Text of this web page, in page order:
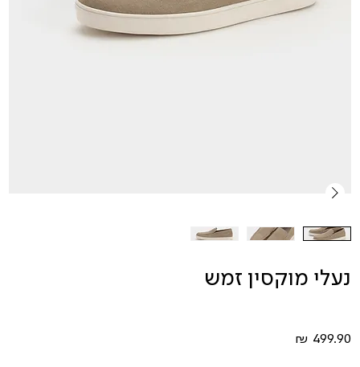
נעלי מוקסין זמש